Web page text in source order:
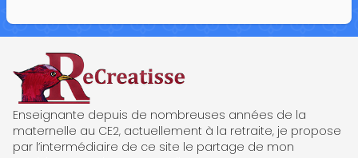
ReCreatisse
Enseignante depuis de nombreuses années de la
maternelle au CE2, actuellement à la retraite, je propose
par l’intermédiaire de ce site le partage de mon